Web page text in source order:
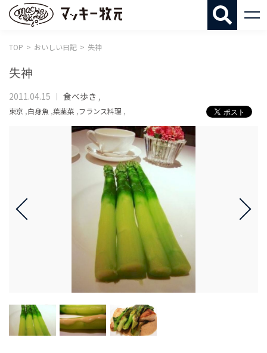
TOP おいしい日記 失神
失神
2011.04.15 食べ歩き ,
東京 ,白身魚 ,葉茎菜 ,フランス料理 ,